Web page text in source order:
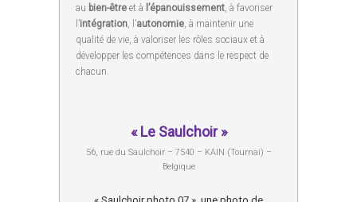
au bien-être et à l’épanouissement, à favoriser
l’intégration, l’autonomie, à maintenir une
qualité de vie, à valoriser les rôles sociaux et à
développer les compétences dans le respect de
chacun.
« Le Saulchoir »
56, rue du Saulchoir – 7540 – KAIN (Tournai) –
Belgique